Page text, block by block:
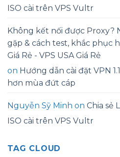
ISO cài trên VPS Vultr
Không kết nối được Proxy?
gặp & cách test, khắc phục
Giá Rẻ - VPS USA Giá Rẻ
on Hướng dẫn cài đặt VPN
hơn mùa đứt cáp
Nguyễn Sỹ Minh on Chia sẻ
ISO cài trên VPS Vultr
TAG CLOUD